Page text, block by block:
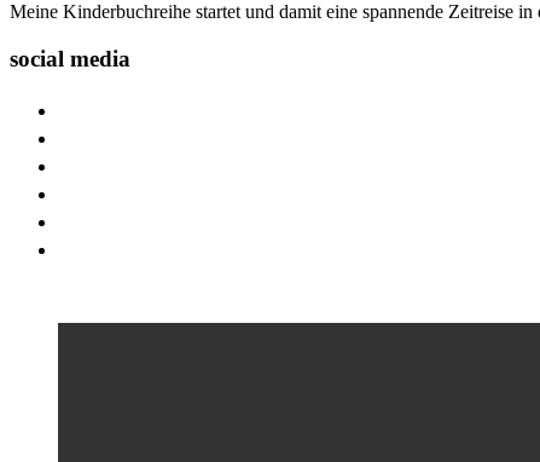
Meine Kinderbuchreihe startet und damit eine spannende Zeitreise
social media